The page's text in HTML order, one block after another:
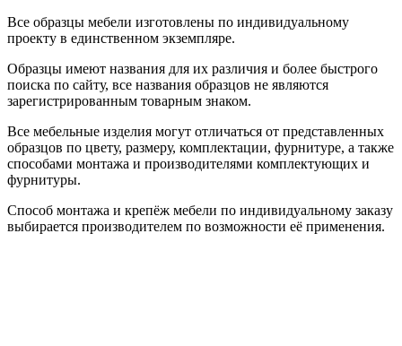
Все образцы мебели изготовлены по индивидуальному
проекту в единственном экземпляре.
Образцы имеют названия для их различия и более быстрого
поиска по сайту, все названия образцов не являются
зарегистрированным товарным знаком.
Все мебельные изделия могут отличаться от представленных
образцов по цвету, размеру, комплектации, фурнитуре, а также
способами монтажа и производителями комплектующих и
фурнитуры.
Способ монтажа и крепёж мебели по индивидуальному заказу
выбирается производителем по возможности её применения.